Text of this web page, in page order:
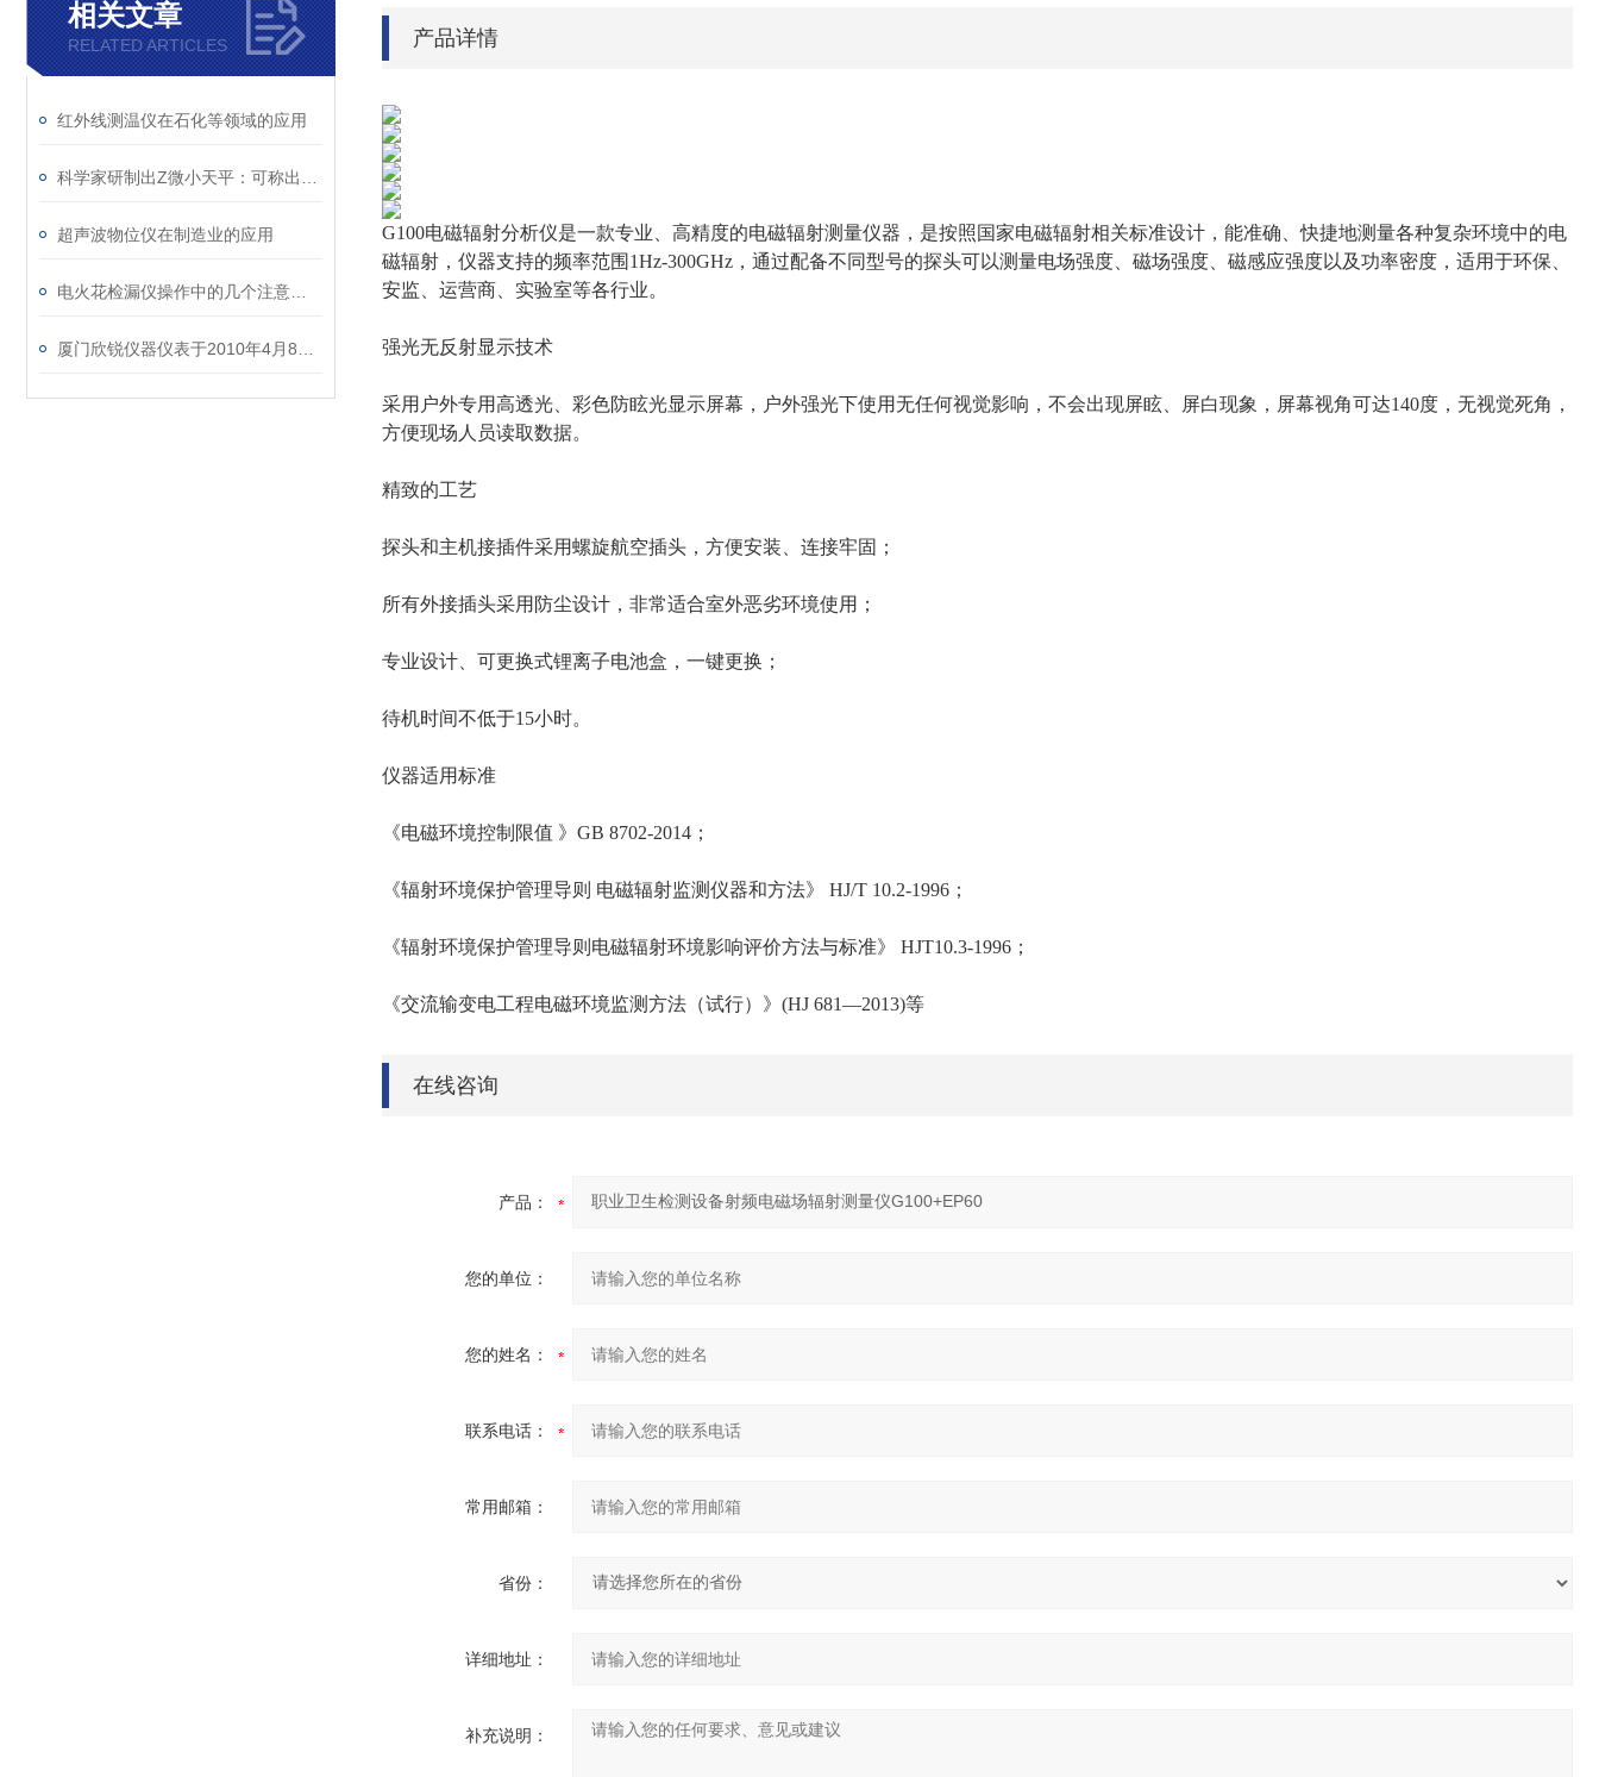
相关文章
RELATED ARTICLES
红外线测温仪在石化等领域的应用
超声波物位仪在制造业的应用
产品详情
G100电磁辐射分析仪是一款专业、高精度的电磁辐射测量仪器，是按照国家电磁辐射相关标准设计，能准确、快捷地测量各种复杂环境中的电
磁辐射，仪器支持的频率范围1Hz-300GHz，通过配备不同型号的探头可以测量电场强度、磁场强度、磁感应强度以及功率密度，适用于环保、
安监、运营商、实验室等各行业。
强光无反射显示技术
采用户外专用高透光、彩色防眩光显示屏幕，户外强光下使用无任何视觉影响，不会出现屏眩、屏白现象，屏幕视角可达140度，无视觉死角，
方便现场人员读取数据。
精致的工艺
探头和主机接插件采用螺旋航空插头，方便安装、连接牢固；
所有外接插头采用防尘设计，非常适合室外恶劣环境使用；
专业设计、可更换式锂离子电池盒，一键更换；
待机时间不低于15小时。
仪器适用标准
《电磁环境控制限值 》GB 8702-2014；
《辐射环境保护管理导则 电磁辐射监测仪器和方法》 HJ/T 10.2-1996；
《辐射环境保护管理导则电磁辐射环境影响评价方法与标准》 HJT10.3-1996；
《交流输变电工程电磁环境监测方法（试行）》(HJ 681—2013)等
在线咨询
产品：
您的单位：
您的姓名：
联系电话：
常用邮箱：
省份：
详细地址：
补充说明：